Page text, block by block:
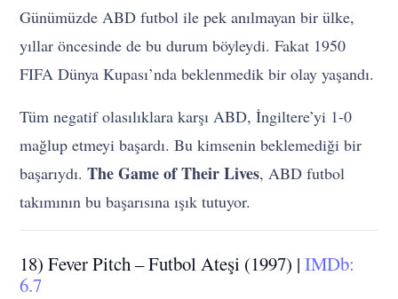
Günümüzde ABD futbol ile pek anılmayan bir ülke,
yıllar öncesinde de bu durum böyleydi. Fakat 1950
FIFA Dünya Kupası’nda beklenmedik bir olay yaşandı.
Tüm negatif olasılıklara karşı ABD, İngiltere’yi 1-0
mağlup etmeyi başardı. Bu kimsenin beklemediği bir
başarıydı.The Game of Their Lives, ABD futbol
takımının bu başarısına ışık tutuyor.
18) Fever Pitch – Futbol Ateşi (1997) |IMDb:
6.7